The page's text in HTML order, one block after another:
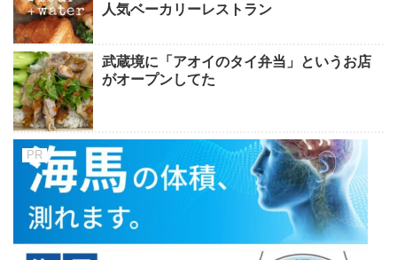
人気ベーカリーレストラン
武蔵境に「アオイのタイ弁当」というお店
がオープンしてた